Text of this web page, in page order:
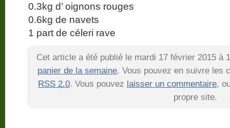
0.3kg d’ oignons rouges
0.6kg de navets
1 part de céleri rave
Cet article a été publié le mardi 17 février 2015 à
panier de la semaine. Vous pouvez en suivre les
RSS 2.0. Vous pouvez laisser un commentaire,
propre site.